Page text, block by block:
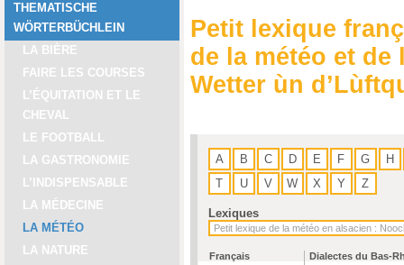
THEMATISCHE
WÖRTERBÜCHLEIN
LA BIÈRE
FAIRE LES COURSES
L’ÉQUITATION ET LE
CHEVAL
LE FOOTBALL
LA GASTRONOMIE
L’INDISPENSABLE
LA MÉDECINE
LA MÉTÉO
LA NATURE
Petit lexique
de la météo et de
Wetter ùn
A B C D E F G
H
T
U V W X Y Z
Lexiques
Français Dialectes du Bas-